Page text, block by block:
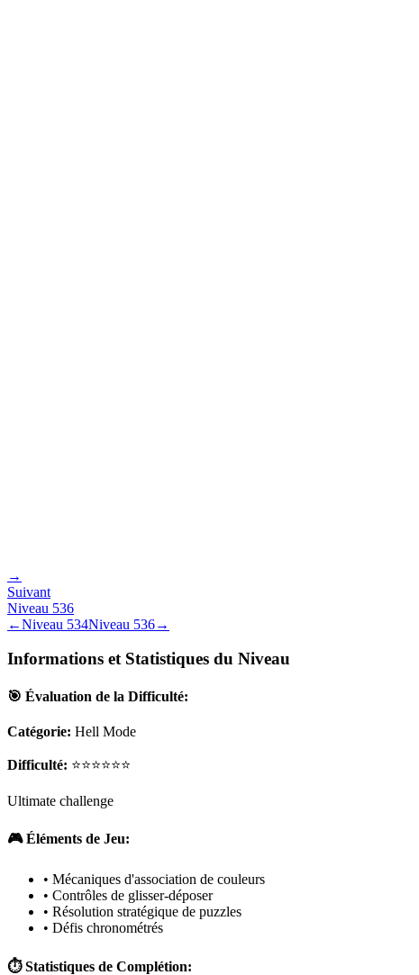
→
Suivant
Niveau 536
←Niveau 534Niveau 536→
Informations et Statistiques du Niveau
🎯 Évaluation de la Difficulté:
Catégorie: Hell Mode
Difficulté: ⭐⭐⭐⭐⭐⭐
Ultimate challenge
🎮 Éléments de Jeu:
• Mécaniques d'association de couleurs
• Contrôles de glisser-déposer
• Résolution stratégique de puzzles
• Défis chronométrés
⏱️ Statistiques de Complétion: